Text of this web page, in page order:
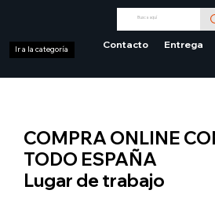
Contacto Entrega
Ir a la categoría
COMPRA ONLINE
TODO ESPAÑA
Lugar de trabajo